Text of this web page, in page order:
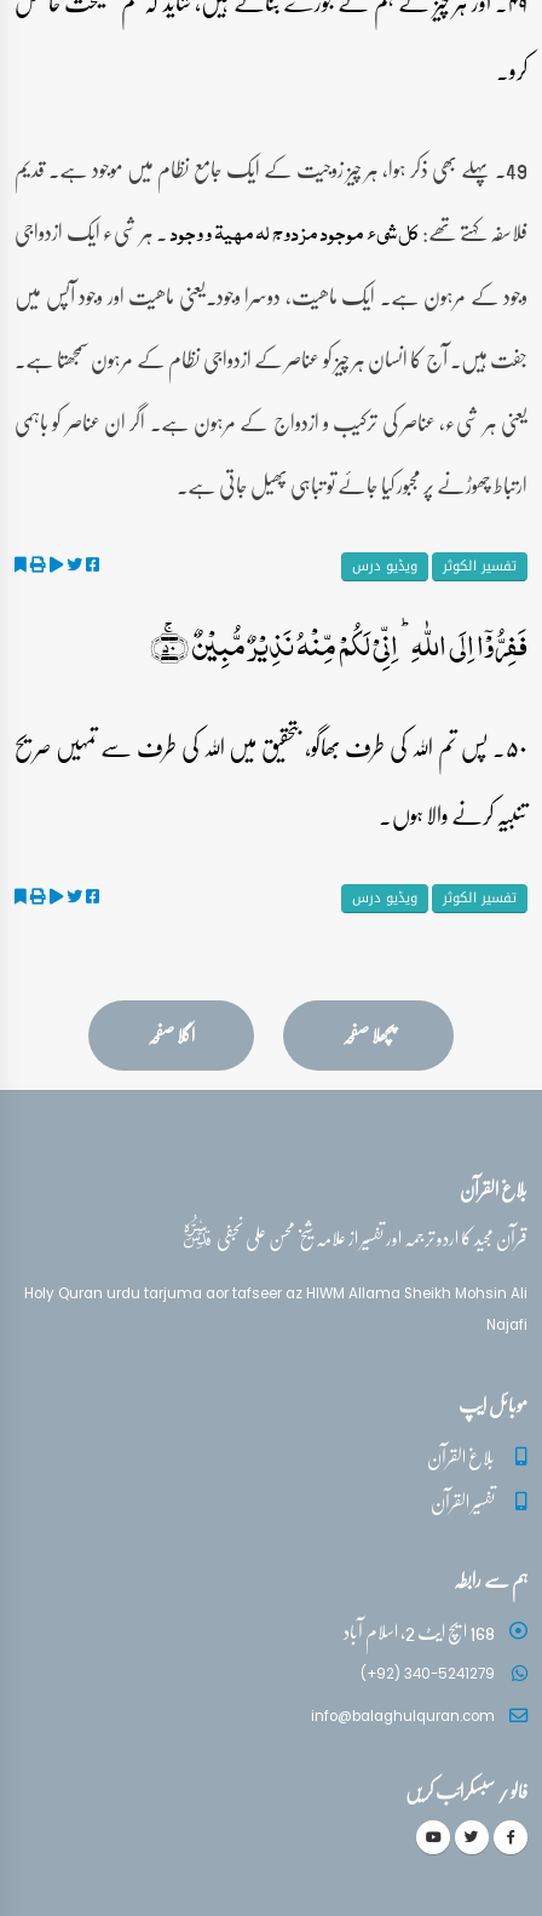
کرو۔
49۔ پہلے بھی ذکر ہوا، ہر چیز زوجیت کے ایک جامع نظام میں موجود ہے۔ قدیم
فلاسفہ کہتے تھے:کل شیء موجود مزدوج لہ مھیۃ و وجود۔ ہر شیء ایک ازدواجی
وجود کے مرہون ہے۔ ایک ماھیت، دوسرا وجود۔یعنی ماھیت اور وجود آپس میں
جفت ہیں۔ آج کا انسان ہر چیز کو عناصر کے ازدواجی نظام کے مرہون سمجھتا ہے۔
یعنی ہر شیء، عناصر کی ترکیب و ازدواج کے مرہون ہے۔ اگر ان عناصر کو باہمی
ارتباط چھوڑنے پر مجبور کیا جائے تو تباہی پھیل جاتی ہے۔
تفسیر الکوثر ویڈیو درس
فَفِرُّوۡۤا اِلَی اللّٰہِ ؕ اِنِّیۡ لَکُمۡ مِّنۡہُ نَذِیۡرٌ مُّبِیۡنٌ ﴿ۚ۵۰﴾
۵۰۔ پس تم اللہ کی طرف بھاگو، بتحقیق میں اللہ کی طرف سے تمہیں صریح
تنبیہ کرنے والا ہوں۔
تفسیر الکوثر ویڈیو درس
پچھلا صفحہ اگلا صفحہ
بلاغ القرآن
قرآن مجید کا اردو ترجمہ اور تفسیر از علامہ شیخ محسن علی نجفیقدس‌سره
Holy Quran urdu tarjuma aor tafseer az HIWM Allama Sheikh Mohsin Ali
Najafi
موبائل ایپ
بلاغ القرآن
تفسیر القرآن
ہم سے رابطہ
168 ایچ ایٹ 2، اسلام آباد
(+92) 340-5241279
info@balaghulquran.com
فالو / سبسکرائب کریں